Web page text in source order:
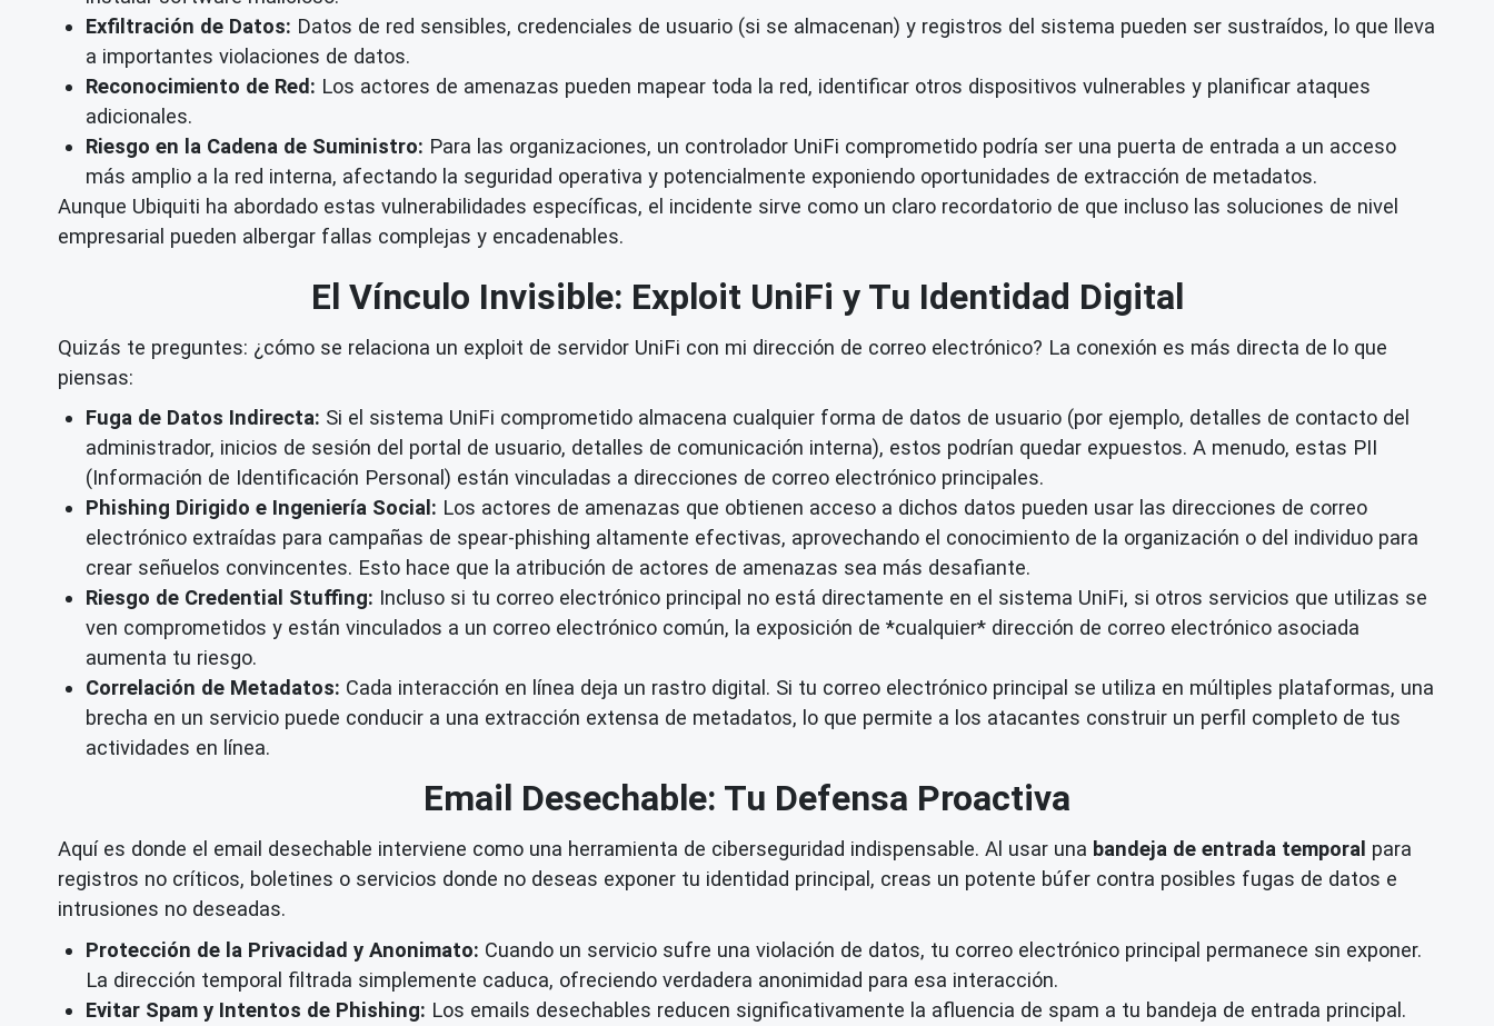
Exfiltración de Datos: Datos de red sensibles, credenciales de usuario (si se almacenan) y registros del sistema pueden ser sustraídos, lo que lleva
a importantes violaciones de datos.
Reconocimiento de Red: Los actores de amenazas pueden mapear toda la red, identificar otros dispositivos vulnerables y planificar ataques
adicionales.
Riesgo en la Cadena de Suministro: Para las organizaciones, un controlador UniFi comprometido podría ser una puerta de entrada a un acceso
más amplio a la red interna, afectando la seguridad operativa y potencialmente exponiendo oportunidades de extracción de metadatos.
Aunque Ubiquiti ha abordado estas vulnerabilidades específicas, el incidente sirve como un claro recordatorio de que incluso las soluciones de nivel
empresarial pueden albergar fallas complejas y encadenables.
El Vínculo Invisible: Exploit UniFi y Tu Identidad Digital
Quizás te preguntes: ¿cómo se relaciona un exploit de servidor UniFi con mi dirección de correo electrónico? La conexión es más directa de lo que
piensas:
Fuga de Datos Indirecta: Si el sistema UniFi comprometido almacena cualquier forma de datos de usuario (por ejemplo, detalles de contacto del
administrador, inicios de sesión del portal de usuario, detalles de comunicación interna), estos podrían quedar expuestos. A menudo, estas PII
(Información de Identificación Personal) están vinculadas a direcciones de correo electrónico principales.
Phishing Dirigido e Ingeniería Social: Los actores de amenazas que obtienen acceso a dichos datos pueden usar las direcciones de correo
electrónico extraídas para campañas de spear-phishing altamente efectivas, aprovechando el conocimiento de la organización o del individuo para
crear señuelos convincentes. Esto hace que la atribución de actores de amenazas sea más desafiante.
Riesgo de Credential Stuffing: Incluso si tu correo electrónico principal no está directamente en el sistema UniFi, si otros servicios que utilizas se
ven comprometidos y están vinculados a un correo electrónico común, la exposición de *cualquier* dirección de correo electrónico asociada
aumenta tu riesgo.
Correlación de Metadatos: Cada interacción en línea deja un rastro digital. Si tu correo electrónico principal se utiliza en múltiples plataformas, una
brecha en un servicio puede conducir a una extracción extensa de metadatos, lo que permite a los atacantes construir un perfil completo de tus
actividades en línea.
Email Desechable: Tu Defensa Proactiva
Aquí es donde el email desechable interviene como una herramienta de ciberseguridad indispensable. Al usar una bandeja de entrada temporal para
registros no críticos, boletines o servicios donde no deseas exponer tu identidad principal, creas un potente búfer contra posibles fugas de datos e
intrusiones no deseadas.
Protección de la Privacidad y Anonimato: Cuando un servicio sufre una violación de datos, tu correo electrónico principal permanece sin exponer.
La dirección temporal filtrada simplemente caduca, ofreciendo verdadera anonimidad para esa interacción.
Evitar Spam y Intentos de Phishing: Los emails desechables reducen significativamente la afluencia de spam a tu bandeja de entrada principal.